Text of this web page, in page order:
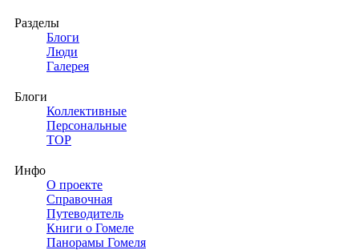
Разделы
Блоги
Люди
Галерея
Блоги
Коллективные
Персональные
TOP
Инфо
О проекте
Справочная
Путеводитель
Книги о Гомеле
Панорамы Гомеля